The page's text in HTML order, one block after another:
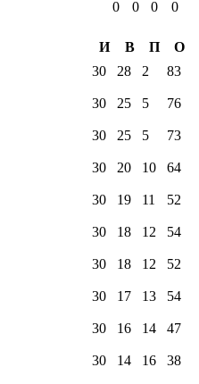
0 0 0
0
И В П
О
30 28 2 83
30 25 5 76
30 25 5 73
30 20 10 64
30 19 11 52
30 18 12 54
30 18 12 52
30 17 13 54
30 16 14 47
30 14 16 38